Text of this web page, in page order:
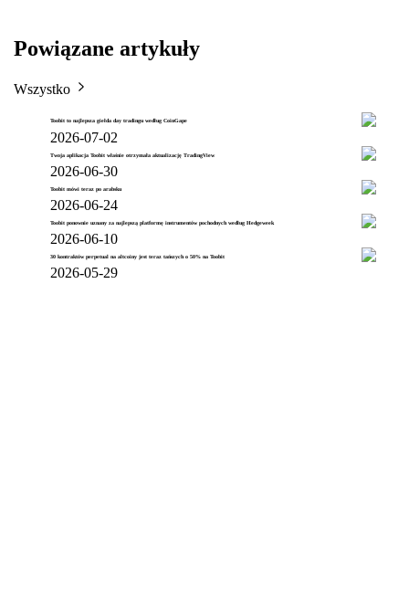
Powiązane artykuły
Wszystko
Toobit to najlepsza giełda day tradingu według CoinGape
2026-07-02
Twoja aplikacja Toobit właśnie otrzymała aktualizację TradingView
2026-06-30
Toobit mówi teraz po arabsku
2026-06-24
Toobit ponownie uznany za najlepszą platformę instrumentów pochodnych według Hedgeweek
2026-06-10
30 kontraktów perpetual na altcoiny jest teraz tańszych o 50% na Toobit
2026-05-29